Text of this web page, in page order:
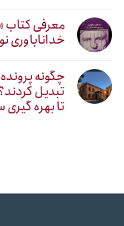
معرفی کتاب
خداناباوری
چگونه
تبدیل
تا بهره